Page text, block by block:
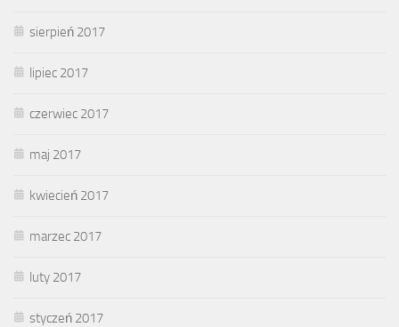
sierpień 2017
lipiec 2017
czerwiec 2017
maj 2017
kwiecień 2017
marzec 2017
luty 2017
styczeń 2017